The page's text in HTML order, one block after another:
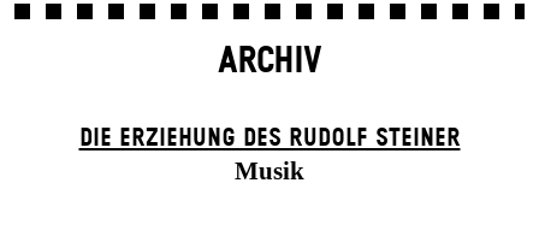
ARCHIV
DIE ERZIEHUNG DES RUDOLF STEINER
Musik